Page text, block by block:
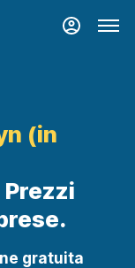
(in
gratuita